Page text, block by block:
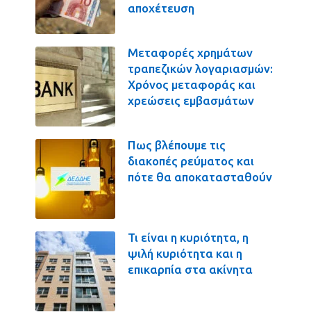
αποχέτευση
Μεταφορές χρημάτων
τραπεζικών λογαριασμών:
Χρόνος μεταφοράς και
χρεώσεις εμβασμάτων
Πως βλέπουμε τις
διακοπές ρεύματος και
πότε θα αποκατασταθούν
Τι είναι η κυριότητα, η
ψιλή κυριότητα και η
επικαρπία στα ακίνητα